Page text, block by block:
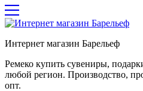
Интернет магазин Барельеф
Ремеко купить сувениры,
любой регион. Производство,
опт.